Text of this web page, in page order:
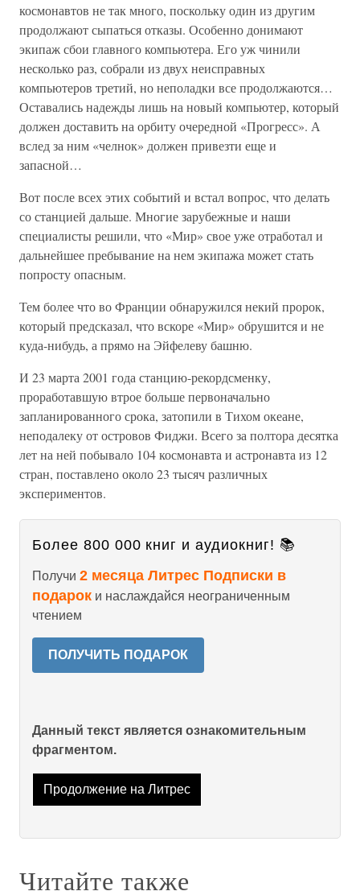
космонавтов не так много, поскольку один из другим
продолжают сыпаться отказы. Особенно донимают
экипаж сбои главного компьютера. Его уж чинили
несколько раз, собрали из двух неисправных
компьютеров третий, но неполадки все продолжаются…
Оставались надежды лишь на новый компьютер, который
должен доставить на орбиту очередной «Прогресс». А
вслед за ним «челнок» должен привезти еще и
запасной…
Вот после всех этих событий и встал вопрос, что делать
со станцией дальше. Многие зарубежные и наши
специалисты решили, что «Мир» свое уже отработал и
дальнейшее пребывание на нем экипажа может стать
попросту опасным.
Тем более что во Франции обнаружился некий пророк,
который предсказал, что вскоре «Мир» обрушится и не
куда-нибудь, а прямо на Эйфелеву башню.
И 23 марта 2001 года станцию-рекордсменку,
проработавшую втрое больше первоначально
запланированного срока, затопили в Тихом океане,
неподалеку от островов Фиджи. Всего за полтора десятка
лет на ней побывало 104 космонавта и астронавта из 12
стран, поставлено около 23 тысяч различных
экспериментов.
Более 800 000 книг и аудиокниг! 📚
Получи 2 месяца Литрес Подписки в
подарок и наслаждайся неограниченным
чтением
ПОЛУЧИТЬ ПОДАРОК
Данный текст является ознакомительным
фрагментом.
Продолжение на Литрес
Читайте также